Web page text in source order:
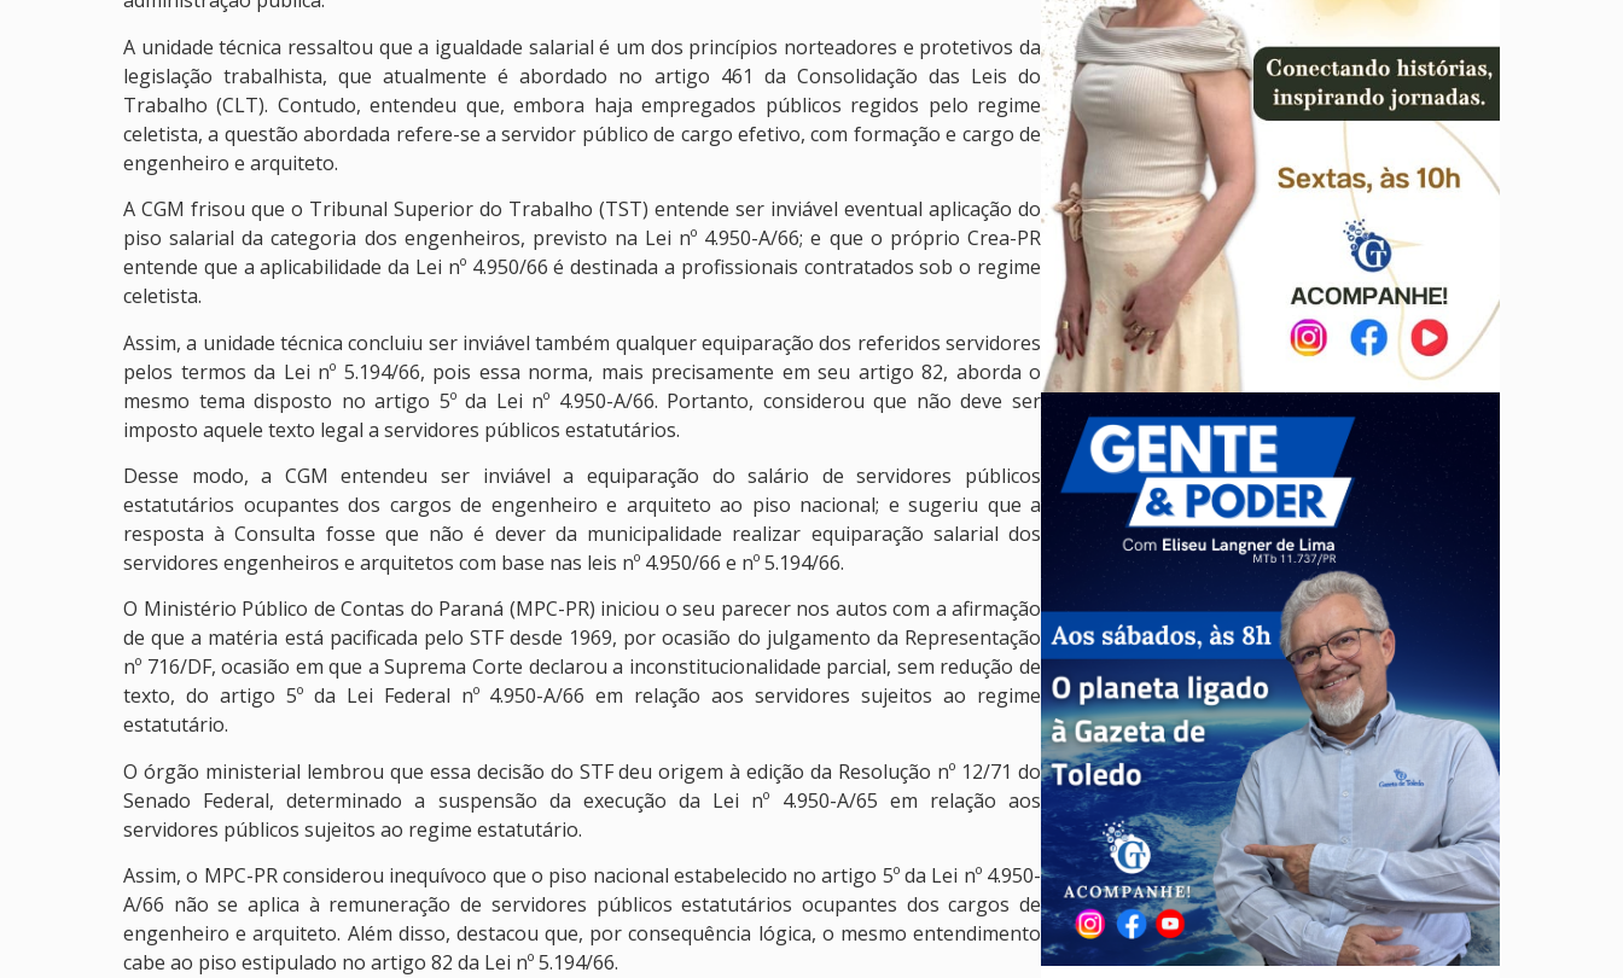
A unidade técnica ressaltou que a igualdade salarial é um dos princípios norteadores e protetivos da
legislação trabalhista, que atualmente é abordado no artigo 461 da Consolidação das Leis do
Trabalho (CLT). Contudo, entendeu que, embora haja empregados públicos regidos pelo regime
celetista, a questão abordada refere-se a servidor público de cargo efetivo, com formação e cargo de
engenheiro e arquiteto.
A CGM frisou que o Tribunal Superior do Trabalho (TST) entende ser inviável eventual aplicação do
piso salarial da categoria dos engenheiros, previsto na Lei nº 4.950-A/66; e que o próprio Crea-PR
entende que a aplicabilidade da Lei nº 4.950/66 é destinada a profissionais contratados sob o regime
celetista.
Assim, a unidade técnica concluiu ser inviável também qualquer equiparação dos referidos servidores
pelos termos da Lei nº 5.194/66, pois essa norma, mais precisamente em seu artigo 82, aborda o
mesmo tema disposto no artigo 5º da Lei nº 4.950-A/66. Portanto, considerou que não deve ser
imposto aquele texto legal a servidores públicos estatutários.
Desse modo, a CGM entendeu ser inviável a equiparação do salário de servidores públicos
estatutários ocupantes dos cargos de engenheiro e arquiteto ao piso nacional; e sugeriu que a
resposta à Consulta fosse que não é dever da municipalidade realizar equiparação salarial dos
servidores engenheiros e arquitetos com base nas leis nº 4.950/66 e nº 5.194/66.
O Ministério Público de Contas do Paraná (MPC-PR) iniciou o seu parecer nos autos com a afirmação
de que a matéria está pacificada pelo STF desde 1969, por ocasião do julgamento da Representação
nº 716/DF, ocasião em que a Suprema Corte declarou a inconstitucionalidade parcial, sem redução de
texto, do artigo 5º da Lei Federal nº 4.950-A/66 em relação aos servidores sujeitos ao regime
estatutário.
O órgão ministerial lembrou que essa decisão do STF deu origem à edição da Resolução nº 12/71 do
Senado Federal, determinado a suspensão da execução da Lei nº 4.950-A/65 em relação aos
servidores públicos sujeitos ao regime estatutário.
Assim, o MPC-PR considerou inequívoco que o piso nacional estabelecido no artigo 5º da Lei nº 4.950-
A/66 não se aplica à remuneração de servidores públicos estatutários ocupantes dos cargos de
engenheiro e arquiteto. Além disso, destacou que, por consequência lógica, o mesmo entendimento
cabe ao piso estipulado no artigo 82 da Lei nº 5.194/66.